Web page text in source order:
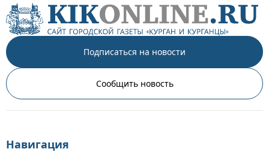
Подписаться на новости
Сообщить новость
Навигация